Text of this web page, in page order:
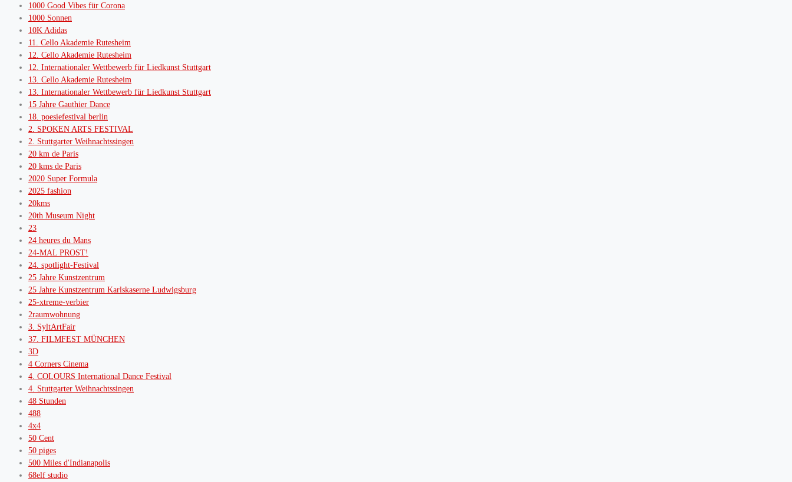
1000 Good Vibes für Corona
1000 Sonnen
10K Adidas
11. Cello Akademie Rutesheim
12. Cello Akademie Rutesheim
12. Internationaler Wettbewerb für Liedkunst Stuttgart
13. Cello Akademie Rutesheim
13. Internationaler Wettbewerb für Liedkunst Stuttgart
15 Jahre Gauthier Dance
18. poesiefestival berlin
2. SPOKEN ARTS FESTIVAL
2. Stuttgarter Weihnachtssingen
20 km de Paris
20 kms de Paris
2020 Super Formula
2025 fashion
20kms
20th Museum Night
23
24 heures du Mans
24-MAL PROST!
24. spotlight-Festival
25 Jahre Kunstzentrum
25 Jahre Kunstzentrum Karlskaserne Ludwigsburg
25-xtreme-verbier
2raumwohnung
3. SyltArtFair
37. FILMFEST MÜNCHEN
3D
4 Corners Cinema
4. COLOURS International Dance Festival
4. Stuttgarter Weihnachtssingen
48 Stunden
488
4x4
50 Cent
50 piges
500 Miles d'Indianapolis
68elf studio